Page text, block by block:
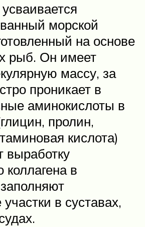
морской
на основе
рыб. Он имеет
массу, за
проникает в
аминокислоты в
пролин,
кислота)
выработку
коллагена в
в суставах,